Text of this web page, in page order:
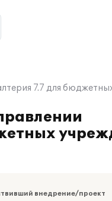
7.7 для
внедрение/проект